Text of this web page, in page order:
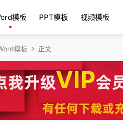
模板 PPT模板 视频模板
模板 正文